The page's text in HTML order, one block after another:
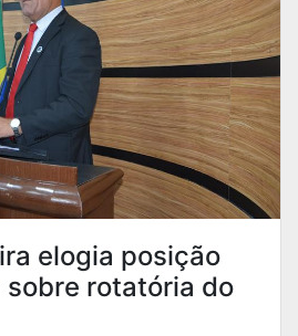
elogia posição
sobre rotatória do